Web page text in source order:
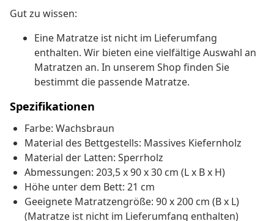
Gut zu wissen:
Eine Matratze ist nicht im Lieferumfang
enthalten. Wir bieten eine vielfältige Auswahl an
Matratzen an. In unserem Shop finden Sie
bestimmt die passende Matratze.
Spezifikationen
Farbe: Wachsbraun
Material des Bettgestells: Massives Kiefernholz
Material der Latten: Sperrholz
Abmessungen: 203,5 x 90 x 30 cm (L x B x H)
Höhe unter dem Bett: 21 cm
Geeignete Matratzengröße: 90 x 200 cm (B x L)
(Matratze ist nicht im Lieferumfang enthalten)